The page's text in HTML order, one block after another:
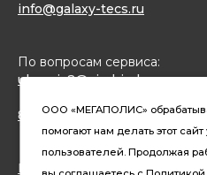
info@galaxy-tecs.ru
По вопросам сервиса:
ulservis2@simbirsk-crown.ru
8(962)633-02-15 (чат в MAX)
Конфиденциальность
ООО «МЕГАПОЛИС»
помогают нам делать этот
пользователей. Продолжая